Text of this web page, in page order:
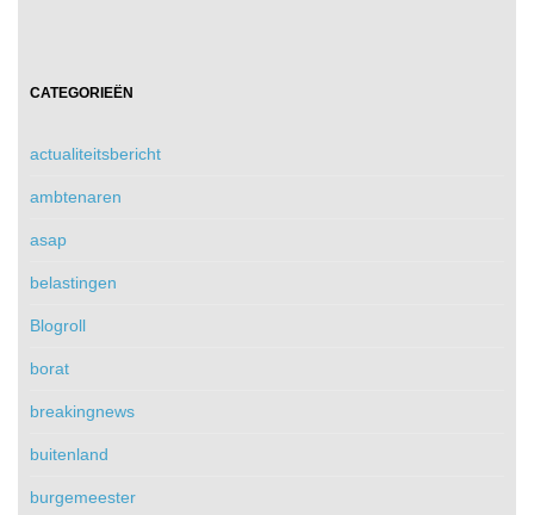
CATEGORIEËN
actualiteitsbericht
ambtenaren
asap
belastingen
Blogroll
borat
breakingnews
buitenland
burgemeester